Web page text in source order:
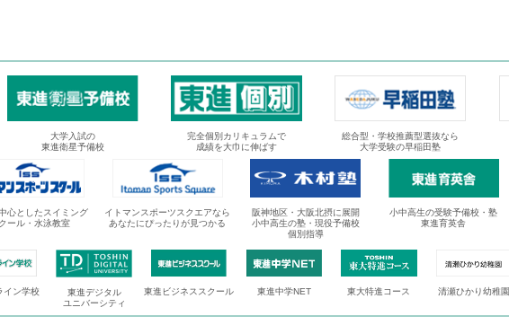
大学入試の
東進衛星予備校
完全個別カリキュラムで
成績を大巾に伸ばす
総合型・学校推薦型選抜なら
大学受験の早稲田塾
心としたスイミング
ール・水泳教室
イトマンスポーツスクエアなら
あなたにぴったりが見つかる
阪神地区・大阪北摂に展開
小中高生の塾・現役予備校
個別指導
小中高生の受験予備校・塾
東進育英舎
イン学校
東進デジタル
ユニバーシティ
東進ビジネススクール 東進中学NET 東大特進コース 清瀬ひかり幼稚園